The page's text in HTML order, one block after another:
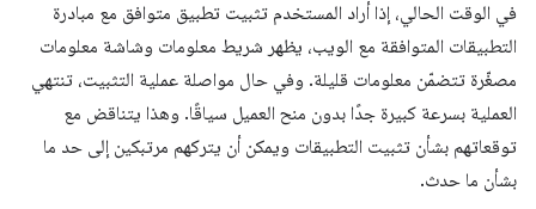
في الوقت الحالي، إذا أراد المستخدم تثبيت تطبيق متوافق مع مبادرة
التطبيقات المتوافقة مع الويب، يظهر شريط معلومات وشاشة معلومات
مصغّرة تتضمّن معلومات قليلة. وفي حال مواصلة عملية التثبيت، تنتهي
العملية بسرعة كبيرة جدًا بدون منح العميل سياقًا. وهذا يتناقض مع
توقعاتهم بشأن تثبيت التطبيقات ويمكن أن يتركهم مرتبكين إلى حد ما
بشأن ما حدث.